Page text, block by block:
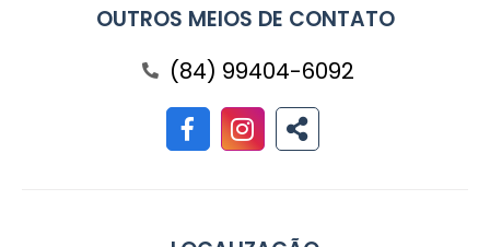
OUTROS MEIOS DE CONTATO
(84) 99404-6092